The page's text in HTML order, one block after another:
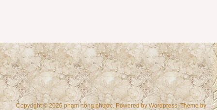
Copyright © 2026 phạm hồng phước. Powered byWordpress, Theme by